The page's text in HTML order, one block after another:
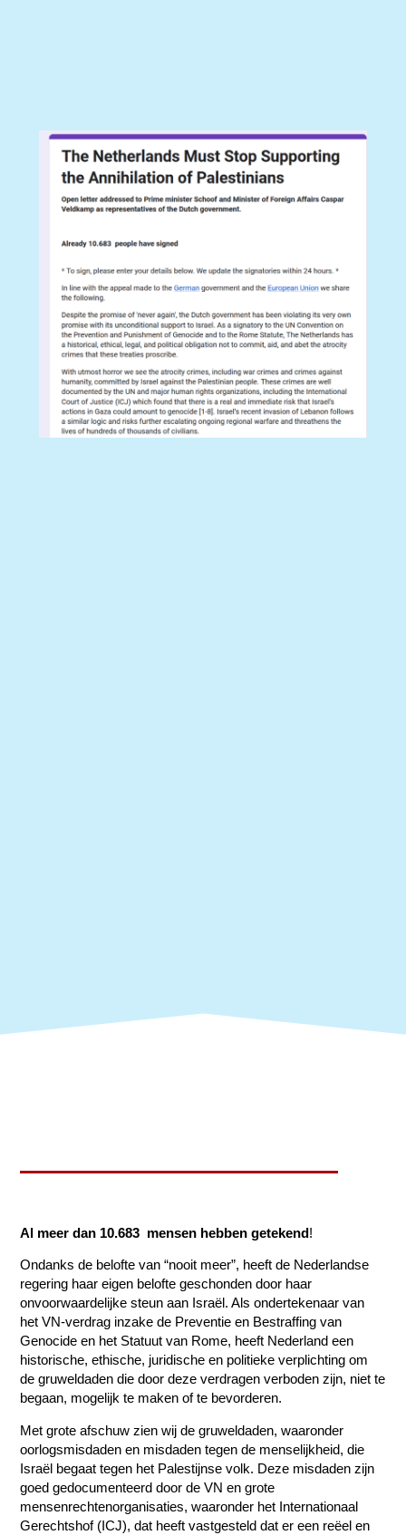
Al meer dan 10.683 mensen hebben getekend!
Ondanks de belofte van “nooit meer”, heeft de Nederlandse
regering haar eigen belofte geschonden door haar
onvoorwaardelijke steun aan Israël. Als ondertekenaar van
het VN-verdrag inzake de Preventie en Bestraffing van
Genocide en het Statuut van Rome, heeft Nederland een
historische, ethische, juridische en politieke verplichting om
de gruweldaden die door deze verdragen verboden zijn, niet te
begaan, mogelijk te maken of te bevorderen.
Met grote afschuw zien wij de gruweldaden, waaronder
oorlogsmisdaden en misdaden tegen de menselijkheid, die
Israël begaat tegen het Palestijnse volk. Deze misdaden zijn
goed gedocumenteerd door de VN en grote
mensenrechtenorganisaties, waaronder het Internationaal
Gerechtshof (ICJ), dat heeft vastgesteld dat er een reëel en